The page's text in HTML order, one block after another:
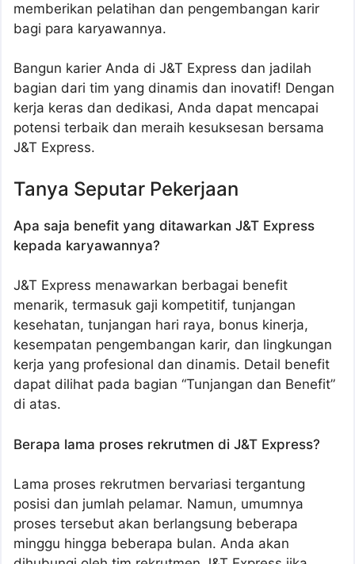
memberikan pelatihan dan pengembangan karir
bagi para karyawannya.
Bangun karier Anda di J&T Express dan jadilah
bagian dari tim yang dinamis dan inovatif! Dengan
kerja keras dan dedikasi, Anda dapat mencapai
potensi terbaik dan meraih kesuksesan bersama
J&T Express.
Tanya Seputar Pekerjaan
Apa saja benefit yang ditawarkan J&T Express
kepada karyawannya?
J&T Express menawarkan berbagai benefit
menarik, termasuk gaji kompetitif, tunjangan
kesehatan, tunjangan hari raya, bonus kinerja,
kesempatan pengembangan karir, dan lingkungan
kerja yang profesional dan dinamis. Detail benefit
dapat dilihat pada bagian “Tunjangan dan Benefit”
di atas.
Berapa lama proses rekrutmen di J&T Express?
Lama proses rekrutmen bervariasi tergantung
posisi dan jumlah pelamar. Namun, umumnya
proses tersebut akan berlangsung beberapa
minggu hingga beberapa bulan. Anda akan